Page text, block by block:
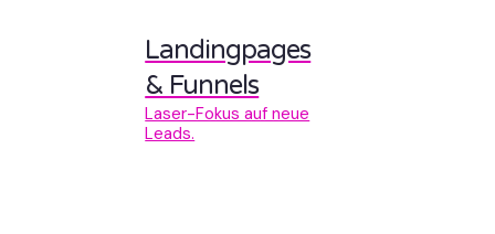
Landingpages
& Funnels
Laser-Fokus auf neue
Leads.